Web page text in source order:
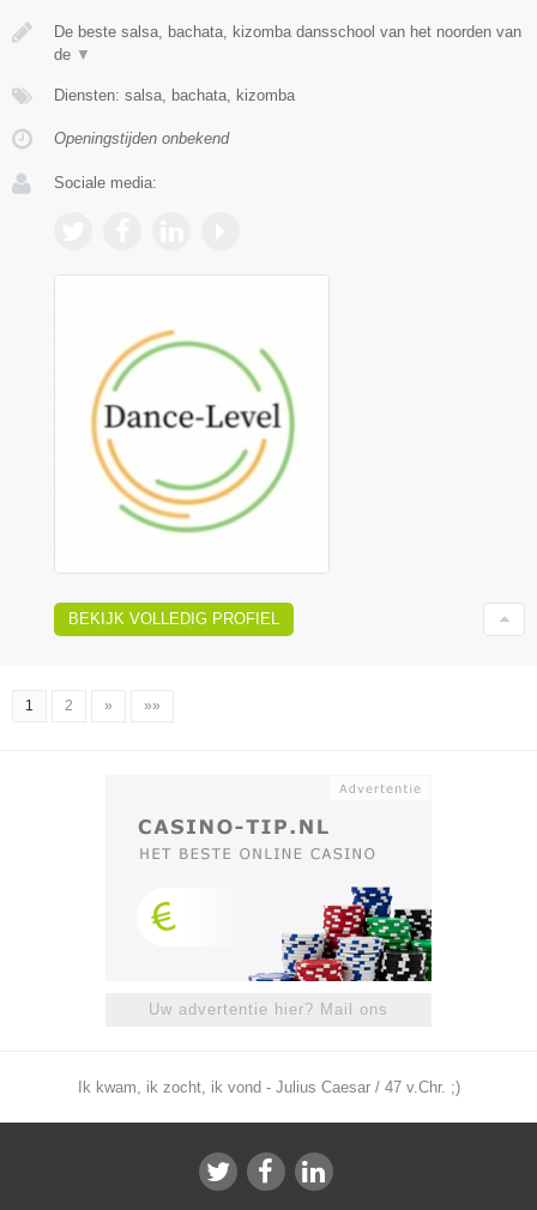
De beste salsa, bachata, kizomba dansschool van het noorden van
de ▼
Diensten: salsa, bachata, kizomba
Openingstijden onbekend
Sociale media:
BEKIJK VOLLEDIG PROFIEL
1 2 » »»
Uw advertentie hier? Mail ons
Ik kwam, ik zocht, ik vond - Julius Caesar / 47 v.Chr. ;)